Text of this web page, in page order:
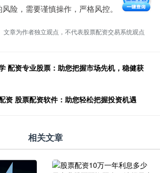
险，需要谨慎操作，严格风控。
文章为作者独立观点，不代表股票配资交易系统观点
配资专业股票：助您把握市场先机，稳健获
资 股票配资软件：助您轻松把握投资机遇
相关文章